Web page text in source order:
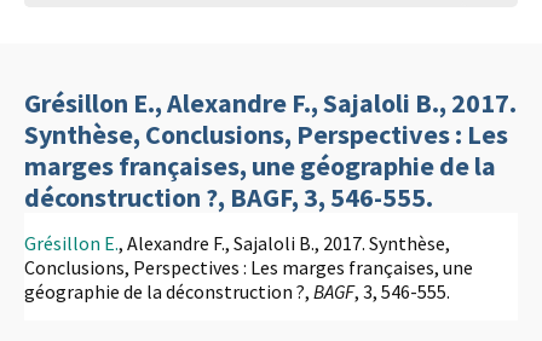
Grésillon E., Alexandre F., Sajaloli B., 2017.
Synthèse, Conclusions, Perspectives : Les
marges françaises, une géographie de la
déconstruction ?, BAGF, 3, 546-555.
Grésillon E., Alexandre F., Sajaloli B., 2017. Synthèse,
Conclusions, Perspectives : Les marges françaises, une
géographie de la déconstruction ?, BAGF, 3, 546-555.